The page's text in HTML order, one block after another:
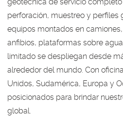
perforación, muestreo y perfiles
equipos montados en
anfibios, plataformas sobre
limitado se despliegan desde
alrededor del mundo. Con
Unidos, Sudamérica, Europa y
posicionados para brindar
global.